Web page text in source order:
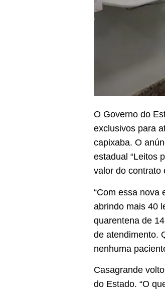
O Governo do
exclusivos para
capixaba. O
estadual “Leitos
valor do contrato
“Com essa nova
abrindo mais 40
quarentena de
de atendimento.
nenhuma
Casagrande
do Estado. “O